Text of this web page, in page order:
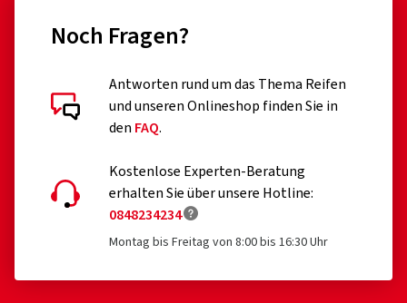
Noch Fragen?
Antworten rund um das Thema Reifen
und unseren Onlineshop finden Sie in
den FAQ.
Kostenlose Experten-Beratung
erhalten Sie über unsere Hotline:
0848234234
Montag bis Freitag von 8:00 bis 16:30 Uhr